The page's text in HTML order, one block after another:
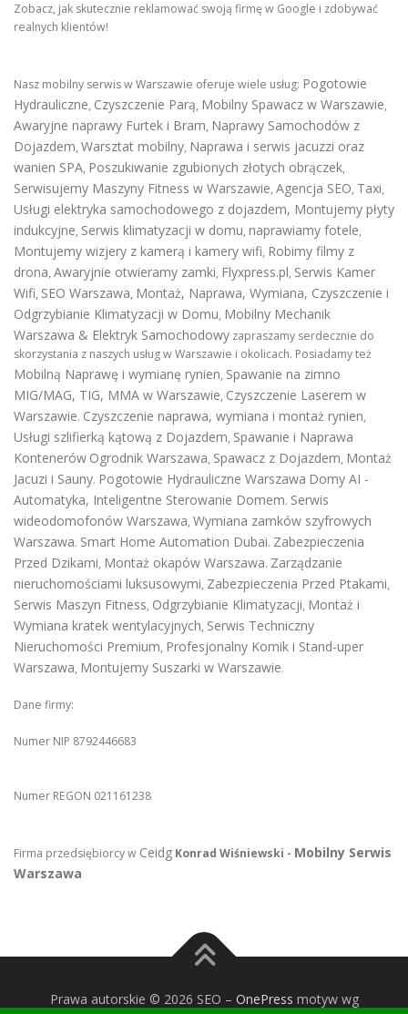
Zobacz, jak skutecznie reklamować swoją firmę w Google i zdobywać
realnych klientów!
Nasz mobilny serwis w Warszawie oferuje wiele usług: Pogotowie
Hydrauliczne, Czyszczenie Parą, Mobilny Spawacz w Warszawie,
Awaryjne naprawy Furtek i Bram, Naprawy Samochodów z
Dojazdem, Warsztat mobilny, Naprawa i serwis jacuzzi oraz
wanien SPA, Poszukiwanie zgubionych złotych obrączek,
Serwisujemy Maszyny Fitness w Warszawie, Agencja SEO, Taxi,
Usługi elektryka samochodowego z dojazdem, Montujemy płyty
indukcyjne, Serwis klimatyzacji w domu, naprawiamy fotele,
Montujemy wizjery z kamerą i kamery wifi, Robimy filmy z
drona, Awaryjnie otwieramy zamki, Flyxpress.pl, Serwis Kamer
Wifi, SEO Warszawa, Montaż, Naprawa, Wymiana, Czyszczenie i
Odgrzybianie Klimatyzacji w Domu, Mobilny Mechanik
Warszawa & Elektryk Samochodowy zapraszamy serdecznie do
skorzystania z naszych usług w Warszawie i okolicach. Posiadamy też
Mobilną Naprawę i wymianę rynien, Spawanie na zimno
MIG/MAG, TIG, MMA w Warszawie, Czyszczenie Laserem w
Warszawie. Czyszczenie naprawa, wymiana i montaż rynien,
Usługi szlifierką kątową z Dojazdem, Spawanie i Naprawa
Kontenerów Ogrodnik Warszawa, Spawacz z Dojazdem, Montaż
Jacuzi i Sauny. Pogotowie Hydrauliczne Warszawa Domy AI -
Automatyka, Inteligentne Sterowanie Domem. Serwis
wideodomofonów Warszawa, Wymiana zamków szyfrowych
Warszawa. Smart Home Automation Dubai. Zabezpieczenia
Przed Dzikami, Montaż okapów Warszawa. Zarządzanie
nieruchomościami luksusowymi, Zabezpieczenia Przed Ptakami,
Serwis Maszyn Fitness, Odgrzybianie Klimatyzacji, Montaż i
Wymiana kratek wentylacyjnych, Serwis Techniczny
Nieruchomości Premium, Profesjonalny Komik i Stand-uper
Warszawa, Montujemy Suszarki w Warszawie.
Dane firmy:
Numer NIP 8792446683
Numer REGON 021161238
Firma przedsiębiorcy w Ceidg Konrad Wiśniewski - Mobilny Serwis
Warszawa
Prawa autorskie © 2026 SEO – OnePress motyw wg